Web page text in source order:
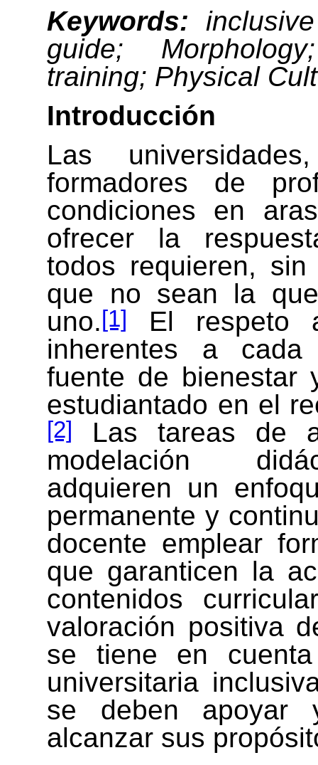
Keywords:
guide; Morphology;
training; Physical
Introducción
Las
formadores de
condiciones en
ofrecer la
todos requieren,
que no sean la
uno. [1]
El respeto
inherentes a
fuente de bienestar
estudiantado en el
[2]
Las tareas de
modelación
adquieren un
permanente y
docente emplear
que garanticen la
contenidos
valoración positiva
se tiene en
universitaria
se deben apoyar
alcanzar sus